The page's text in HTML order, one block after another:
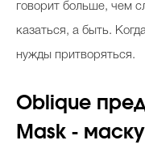
говорит больше, чем
казаться, а быть.
нужды притворяться.
Oblique
Mask -